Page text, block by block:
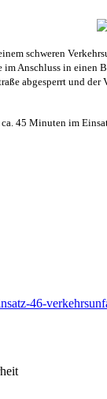
schweren
Anschluss in
abgesperrt und
45 Minuten im
46-